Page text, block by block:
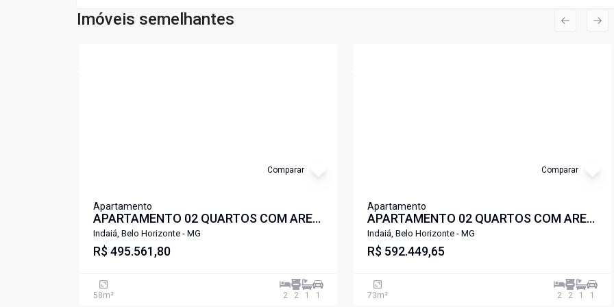
Imóveis semelhantes
Comparar
Apartamento
APARTAMENTO 02 QUARTOS COM AREA
DE LAZER COMPLETA A POUCOS
METROS DA UFMG E UNIFENAS
Indaiá, Belo Horizonte - MG
R$ 495.561,80
58m² 2 2 1 1
Comparar
Apartamento
APARTAMENTO 02 QUARTOS COM AREA
DE LAZER COMPLETA A POUCOS
METROS DA UFMG E UNIFENAS
Indaiá, Belo Horizonte - MG
R$ 592.449,65
73m² 2 2 1 1
Previous